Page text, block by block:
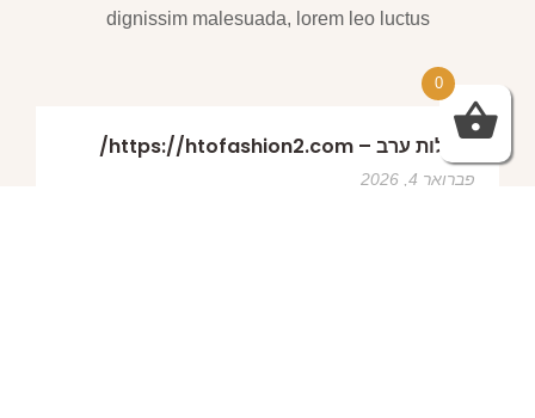
dignissim malesuada, lorem leo luctus
שמלות ערב – https://htofashion2.com/
פברואר 4, 2026
0